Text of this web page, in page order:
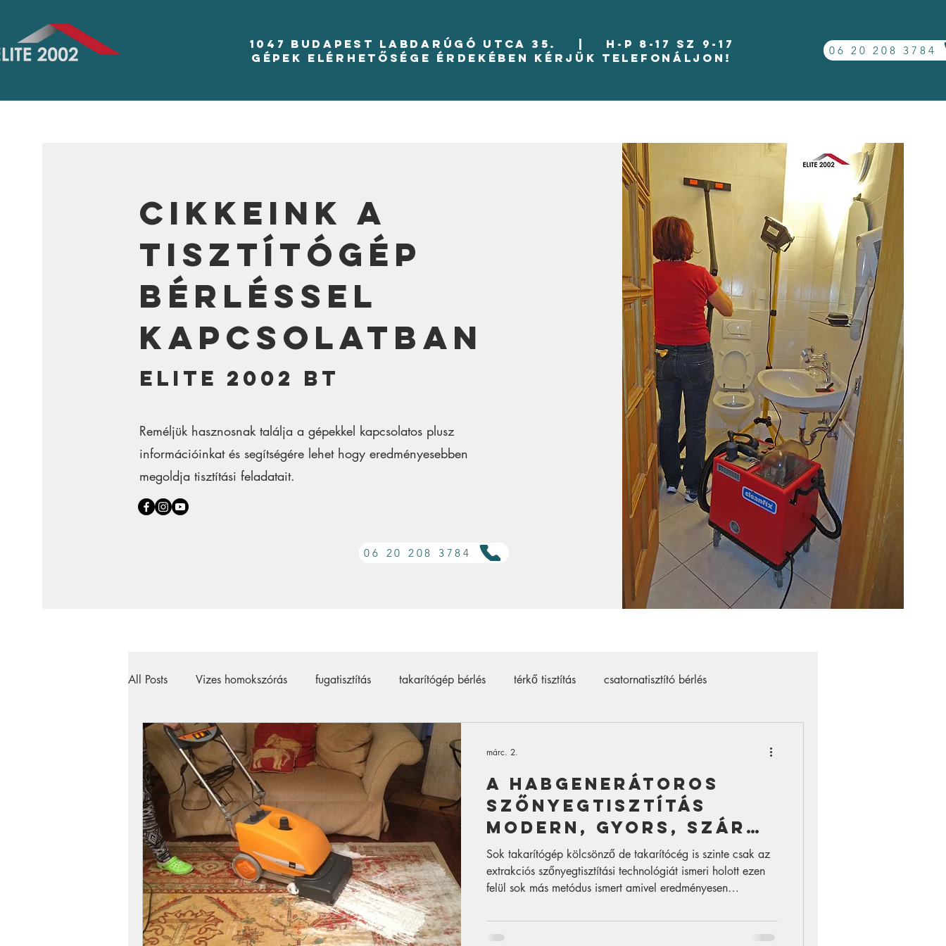
1047 BUDAPEST LABDARÚGÓ UTCA 35. | H-P 8-17 Sz 9-17
Gépek elérhetősége érdekében kérjük telefonáljon!
06 20 208 3784
Cikkeink a
tisztítógép
bérléssel
kapcsolatban
Elite 2002 Bt
Reméljük hasznosnak találja a gépekkel kapcsolatos plusz
információinkat és segítségére lehet hogy eredményesebben
megoldja tisztítási feladatait.
06 20 208 3784
All Posts Vizes homokszórás fugatisztítás takarítógép bérlés térkő tisztítás csatornatisztító bérlés
magasnyomású mosó gőztisztító térkő tisztító 500 bar
szőnyegtisztítás szőnyegtisztító gép bérlés járólap tisztítás kárpittisztító gép
A habgenerátoros
szőnyegtisztítás
modern, gyors, száraz
szőnyegtisztító
technológia
Sok takarítógép kölcsönző de takarítócég is szinte csak az
extrakciós szőnyegtisztítási technológiát ismeri holott ezen
felül sok más metódus ismert amivel eredményesen
szőnyegtisztítási eljárás a habgenerátoros szőnyegtisztítás
amivel egy polimer alapú vegyszeres habot dolgozunk bele
márc. 2.